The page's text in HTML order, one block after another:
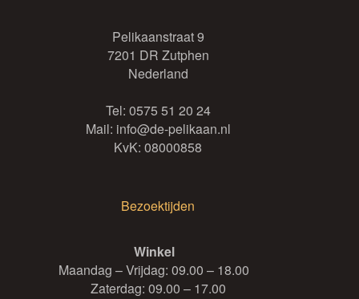
Pelikaanstraat 9
7201 DR Zutphen
Nederland
Tel: 0575 51 20 24
Mail: info@de-pelikaan.nl
KvK: 08000858
Bezoektijden
Winkel
Maandag – Vrijdag: 09.00 – 18.00
Zaterdag: 09.00 – 17.00